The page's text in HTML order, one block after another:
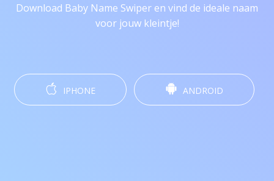
Download Baby Name Swiper en vind de ideale naam
voor jouw kleintje!
IPHONE ANDROID